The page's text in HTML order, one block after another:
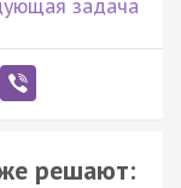
решают: